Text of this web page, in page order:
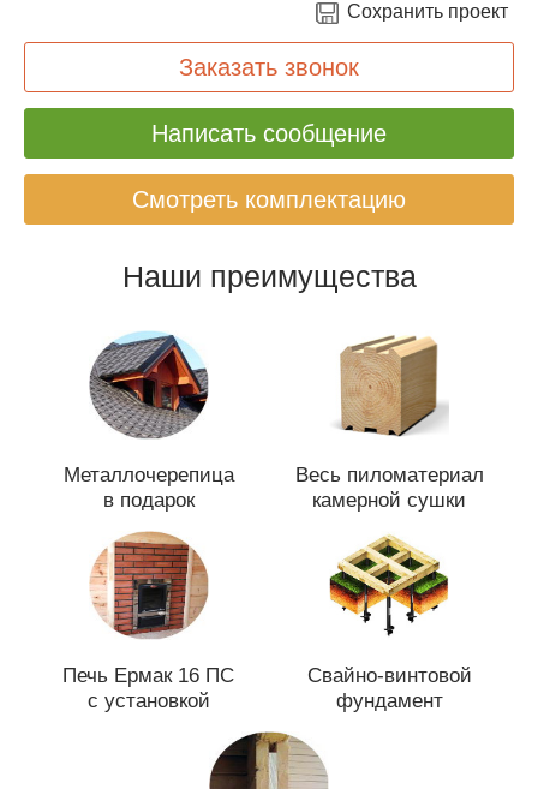
Сохранить проект
Заказать звонок
Написать сообщение
Смотреть комплектацию
Наши преимущества
Металлочерепица
в подарок
Весь пиломатериал
камерной сушки
Печь Ермак 16 ПС
с установкой
Свайно-винтовой
фундамент